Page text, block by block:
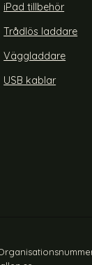
iPad tillbehör
Trådlös laddare
Väggladdare
USB kablar